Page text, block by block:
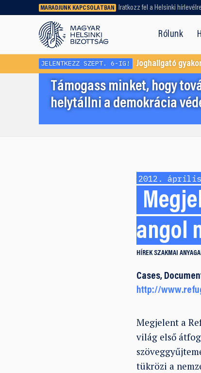
MARADJUNK KAPCSOLATBAN Iratkozz fel a Helsinki
Rólunk
Régebbi tartalmat vagy
dokumentumot keresel? Használd a
keresőnket!
JELENTKEZZ SZEPT. 6-IG! Joghallgató
Támogass minket, hogy
helytállni a demokrácia
2012.
angol
HÍREK SZAKMAI
Cases,
http://
Megjelent a
világ első
tükrözi a